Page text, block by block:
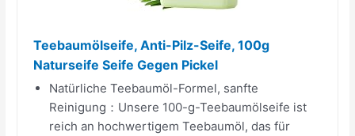
Teebaumölseife, Anti-Pilz-Seife, 100g
Naturseife Seife Gegen Pickel
Natürliche Teebaumöl-Formel, sanfte
Reinigung：Unsere 100-g-Teebaumölseife ist
reich an hochwertigem Teebaumöl, das für